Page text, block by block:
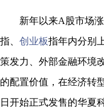
新年以来A股市场涨
指、 创业板指年内分别
策发力、外部金融环境
的配置价值，在经济转
日开始正式发售的华夏